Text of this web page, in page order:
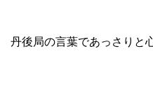
丹後局の言葉であっさりと